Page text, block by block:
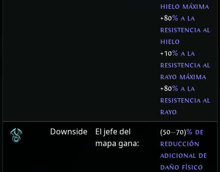
hielo máxima
+80% a la
resistencia al
hielo
+10% a la
resistencia al
rayo máxima
+80% a la
resistencia al
rayo
Downside
El jefe del
mapa gana:
(50—70)% de
reducción
adicional de
daño físico